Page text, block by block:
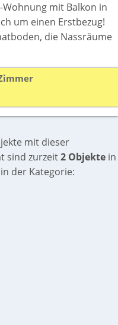
mit Balkon in
um einen Erstbezug!
die Nassräume
mit dieser
sind zurzeit2 Objekte in
der Kategorie: